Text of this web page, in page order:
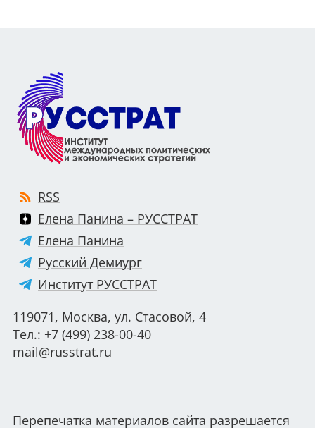
RSS
Елена Панина – РУССТРАТ
Елена Панина
Русский Демиург
Институт РУССТРАТ
119071, Москва, ул. Стасовой, 4
Тел.: +7 (499) 238-00-40
mail@russtrat.ru
Перепечатка материалов сайта разрешается